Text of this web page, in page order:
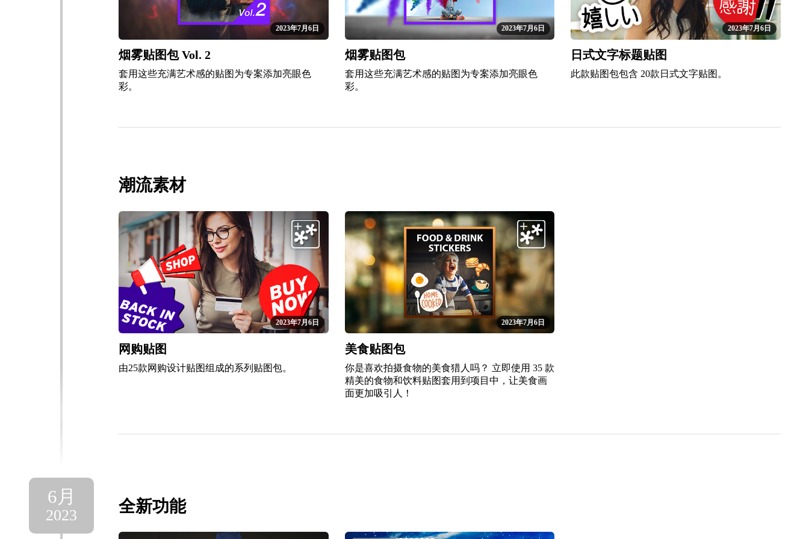
2023年7月6日
烟雾贴图包 Vol. 2
套用这些充满艺术感的贴图为专案添加亮眼色
彩。
2023年7月6日
烟雾贴图包
套用这些充满艺术感的贴图为专案添加亮眼色
彩。
2023年7月6日
日式文字标题贴图
此款贴图包包含 20款日式文字贴图。
潮流素材
2023年7月6日
网购贴图
由25款网购设计贴图组成的系列贴图包。
2023年7月6日
美食贴图包
你是喜欢拍摄食物的美食猎人吗？ 立即使用 35 款
精美的食物和饮料贴图套用到项目中，让美食画
面更加吸引人！
6月
2023 全新功能